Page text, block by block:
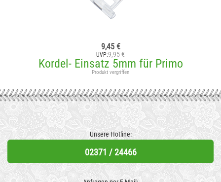
9,45 €
UVP:9,95 €
Kordel- Einsatz 5mm für Primo
Produkt vergriffen
Unsere Hotline:
02371 / 24466